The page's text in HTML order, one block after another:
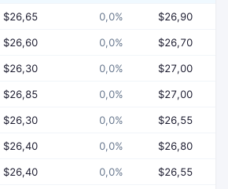
$26,65 0,0% $26,90
$26,60 0,0% $26,70
$26,30 0,0% $27,00
$26,85 0,0% $27,00
$26,30 0,0% $26,55
$26,40 0,0% $26,80
$26,40 0,0% $26,55